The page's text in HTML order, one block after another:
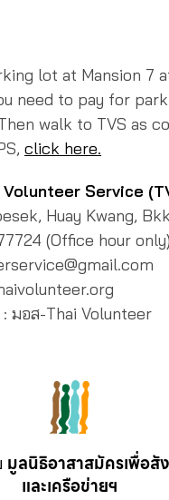
lot at Mansion 7
need to pay for
walk to TVS as
click here.
Service
Huay Kwang,
(Office hour only)
มอส-Thai Volunteer
มูลนิธิอาสาสมัครเพื่อสั
และเครือข่ายฯ